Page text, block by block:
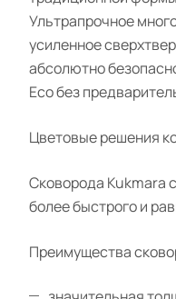
Ультрапрочное
усиленное
абсолютно
Eco без
Цветовые решения
Сковорода Kukmara
более быстрого и
Преимущества